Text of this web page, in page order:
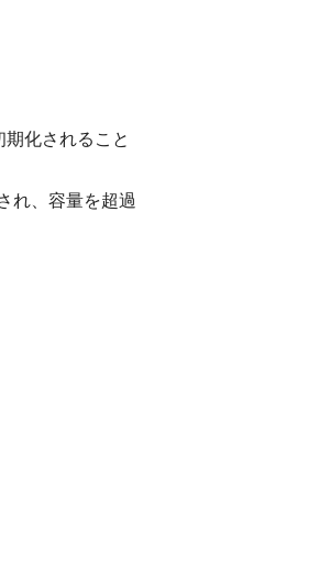
化されること
れ、容量を超過